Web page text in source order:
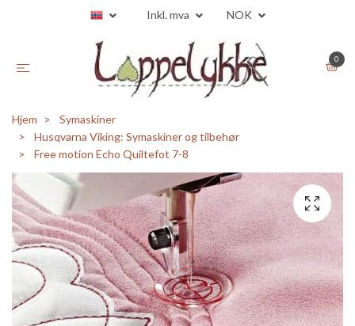
Inkl. mva NOK
0
Hjem
Symaskiner
Husqvarna Viking: Symaskiner og tilbehør
Free motion Echo Quiltefot 7-8